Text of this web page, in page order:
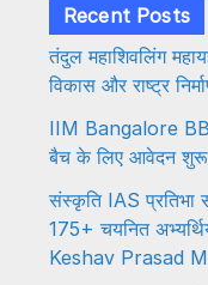
Recent Posts
तंदुल महाशिवलिंग
विकास और राष्ट्र
IIM Bangalore
बैच के लिए आवेदन शुरू
संस्कृति IAS प्रतिभा
175+ चयनित
Keshav Prasad